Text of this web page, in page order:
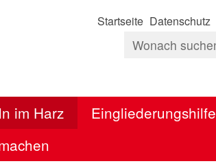
Startseite Datenschutz
im Harz Eingliederungshilfe